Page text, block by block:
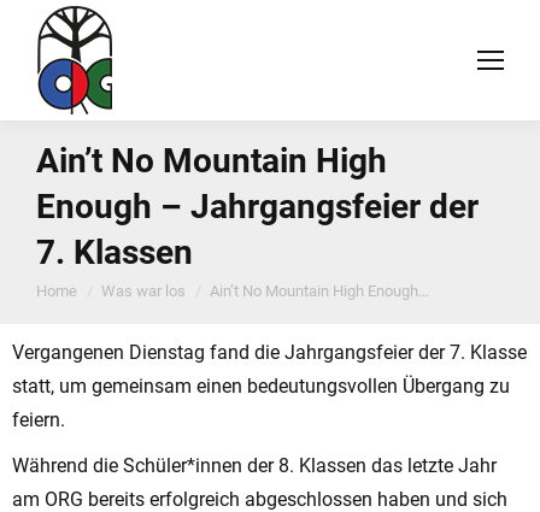
Ain’t No Mountain High
Enough – Jahrgangsfeier der
7. Klassen
You are here:
Home Was war los Ain’t No Mountain High Enough…
Vergangenen Dienstag fand die Jahrgangsfeier der 7. Klasse
statt, um gemeinsam einen bedeutungsvollen Übergang zu
feiern.
Während die Schüler*innen der 8. Klassen das letzte Jahr
am ORG bereits erfolgreich abgeschlossen haben und sich